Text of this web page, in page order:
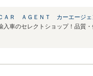
ＡＲ ＡＧＥＮＴ カーエージェ